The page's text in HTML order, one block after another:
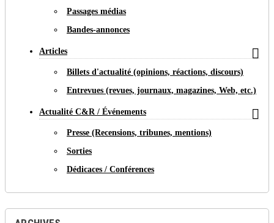
Passages médias
Bandes-annonces
Articles 
Billets d'actualité (opinions, réactions, discours)
Entrevues (revues, journaux, magazines, Web, etc.)
Actualité C&R / Événements 
Presse (Recensions, tribunes, mentions)
Sorties
Dédicaces / Conférences